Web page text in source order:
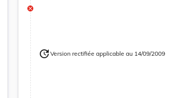
Version consolidée obsolète
update Version rectifiée applicable au 14/09/2009